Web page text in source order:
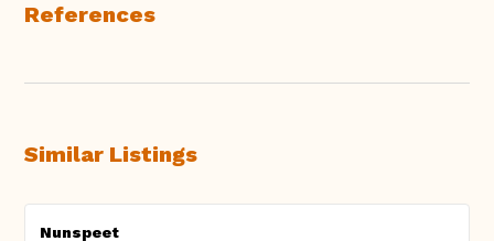
References
Similar Listings
Nunspeet